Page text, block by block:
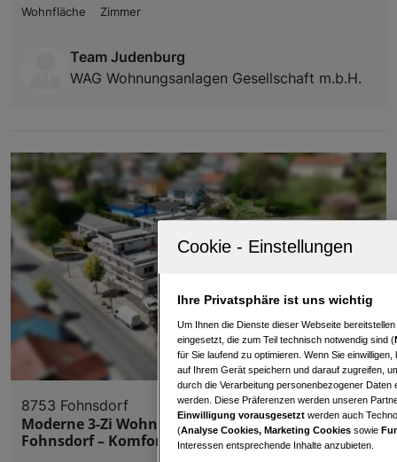
Wohnfläche Zimmer
Team Judenburg
WAG Wohnungsanlagen Gesellschaft m.b.H.
8753 Fohnsdorf
Moderne 3-Zi Wohnung Erstbezug mit Balkon in
Fohnsdorf – Komfortabel, barrierefrei, zentral!
Ihre Privatsphäre ist uns wichtig
Um Ihnen die Dienste dieser Webseite
eingesetzt, die zum Teil technisch notwendig sind (
für Sie laufend zu optimieren. Wenn Sie
auf Ihrem Gerät speichern und darauf zugreifen,
durch die Verarbeitung personenbezogener
werden. Diese Präferenzen werden unseren
Einwilligung vorausgesetzt werden auch
(Analyse Cookies, Marketing Cookies sowie
Interessen entsprechende Inhalte anzubieten.